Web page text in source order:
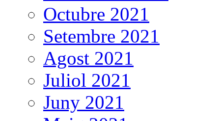
Octubre 2021
Setembre 2021
Agost 2021
Juliol 2021
Juny 2021